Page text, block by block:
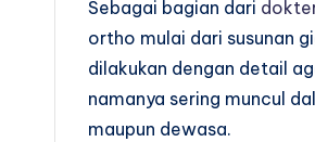
Sebagai bagian dari
ortho mulai dari susunan
dilakukan dengan detail
namanya sering muncul
maupun dewasa.